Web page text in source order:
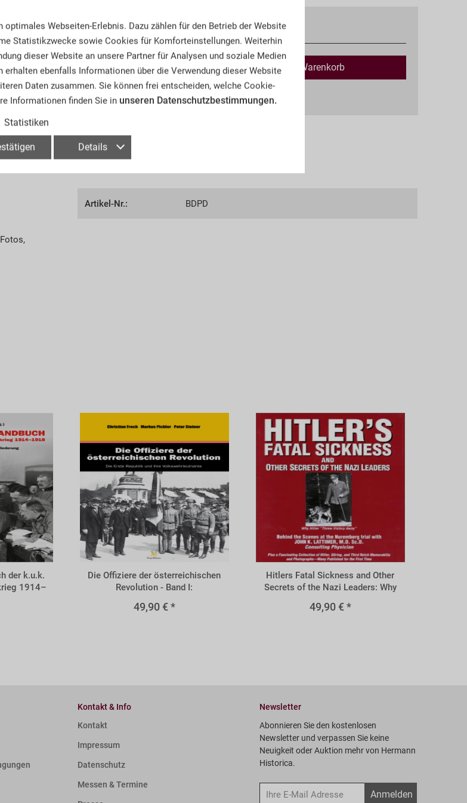
95,00 € * Verfügbar
In den Warenkorb
*inkl. MwSt.zzgl. Versandkosten
Artikel-Nr.: BDPD
der k.u.k.
1914–
BVOL
Die Offiziere der österreichischen
Revolution - Band I:
49,90 € *
BHFS
Hitlers Fatal Sickness and Other
Secrets of the Nazi Leaders: Why
49,90 € *
Kontakt & Info
Kontakt
Impressum
Datenschutz
Messen & Termine
Newsletter
Abonnieren Sie den kostenlosen
Newsletter und verpassen Sie keine
Neuigkeit oder Auktion mehr von Hermann
Historica.
Anmelden
Webseiten-Erlebnis. Dazu zählen für den Betrieb der Website
Statistikzwecke sowie Cookies für Komforteinstellungen. Weiterhin
dieser Website an unsere Partner für Analysen und soziale Medien
erhalten ebenfalls Informationen über die Verwendung dieser Website
Daten zusammen. Sie können frei entscheiden, welche Cookie-
Informationen finden Sie in unseren Datenschutzbestimmungen.
Statistiken
Details